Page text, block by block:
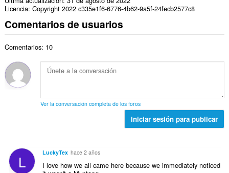
Licencia Copyright 2022 c335e1f6-6776-4b62-9a5f-24fecb2577c8
Comentarios de usuarios
Comentarios: 10
Ver la conversación completa de los foros
Iniciar sesión para publicar
L LuckyTex hace 2 años
I love how we all came here because we immediately noticed